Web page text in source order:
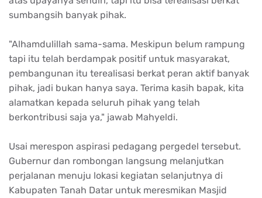
sumbangsih banyak pihak.
"Alhamdulillah sama-sama. Meskipun belum rampung
tapi itu telah berdampak positif untuk masyarakat,
pembangunan itu terealisasi berkat peran aktif banyak
pihak, jadi bukan hanya saya. Terima kasih bapak, kita
alamatkan kepada seluruh pihak yang telah
berkontribusi saja ya," jawab Mahyeldi.
Usai merespon aspirasi pedagang pergedel tersebut.
Gubernur dan rombongan langsung melanjutkan
perjalanan menuju lokasi kegiatan selanjutnya di
Kabupaten Tanah Datar untuk meresmikan Masjid